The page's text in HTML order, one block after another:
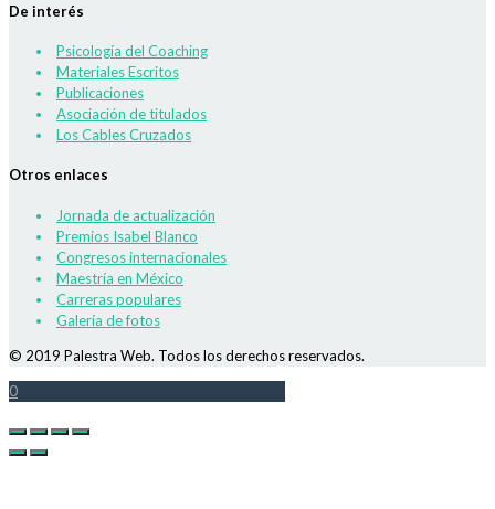
De interés
Psicología del Coaching
Materiales Escritos
Publicaciones
Asociación de titulados
Los Cables Cruzados
Otros enlaces
Jornada de actualización
Premios Isabel Blanco
Congresos internacionales
Maestría en México
Carreras populares
Galería de fotos
© 2019 Palestra Web. Todos los derechos reservados.
0